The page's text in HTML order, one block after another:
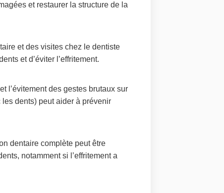
et restaurer la structure de la
et des visites chez le dentiste
et d’éviter l’effritement.
l’évitement des gestes brutaux sur
les dents) peut aider à prévenir
dentaire complète peut être
notamment si l’effritement a